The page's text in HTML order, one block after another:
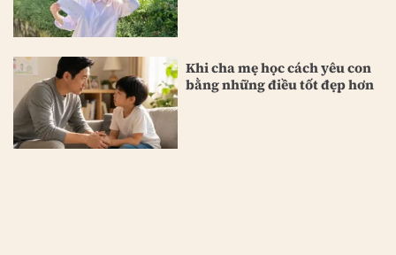
Khi cha mẹ học cách yêu con
bằng những điều tốt đẹp hơn